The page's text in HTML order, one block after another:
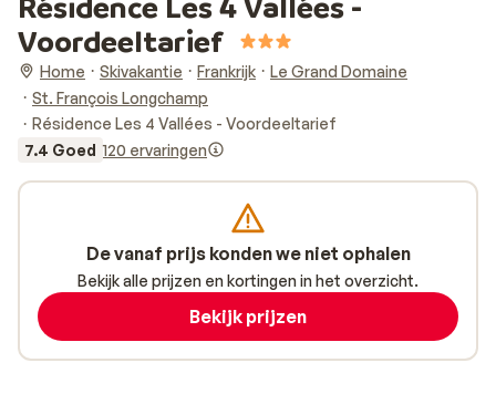
Voordeeltarief
Home Skivakantie Frankrijk
Le Grand Domaine
St. François Longchamp
Résidence Les 4 Vallées - Voordeeltarief
7.4 Goed 120 ervaringen
De vanaf prijs konden we niet ophalen
Bekijk alle prijzen en kortingen in het overzicht.
Bekijk prijzen